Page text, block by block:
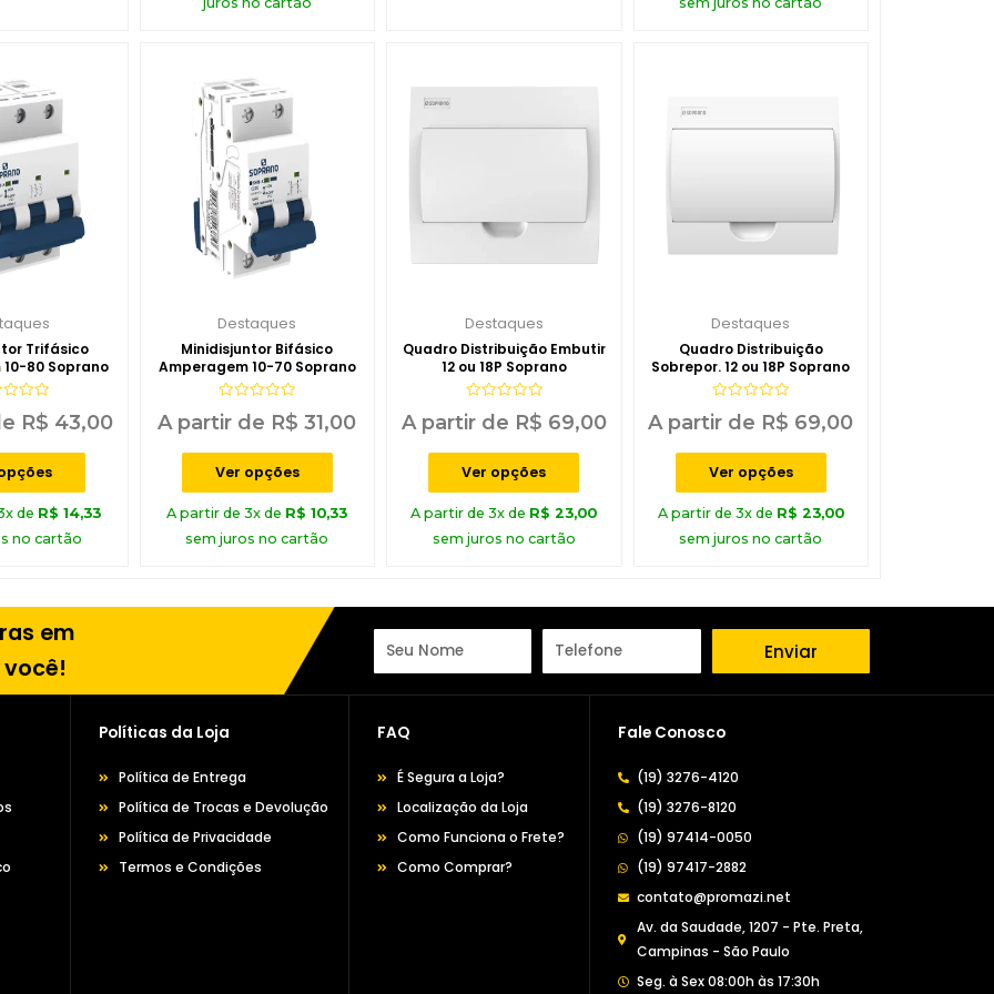
Trifásico
80 Soprano
R$ 43,00
de R$ 14,33
no cartão
Destaques
Minidisjuntor Bifásico
Amperagem 10-70 Soprano
Avaliação
5
A partir de R$ 31,00
Ver opções
A partir de 3x de R$ 10,33
sem juros no cartão
Destaques
Quadro Distribuição Embutir
12 ou 18P Soprano
Avaliação
0
5
A partir de R$ 69,00
Ver opções
A partir de 3x de R$ 23,00
sem juros no cartão
Destaques
Quadro Distribuição
Sobrepor. 12 ou 18P Soprano
Avaliação
0
5
A partir de R$ 69,00
Ver opções
A partir de 3x de R$ 23,00
sem juros no cartão
em
Enviar
Políticas da Loja
Política de Entrega
Política de Trocas e Devolução
Política de Privacidade
Termos e Condições
FAQ
É Segura a Loja?
Localização da Loja
Como Funciona o Frete?
Como Comprar?
Fale Conosco
(19) 3276-4120
(19) 3276-8120
(19) 97414-0050
(19) 97417-2882
contato@promazi.net
Av. da Saudade, 1207 - Pte. Preta,
Campinas - São Paulo
Seg. à Sex 08:00h às 17:30h